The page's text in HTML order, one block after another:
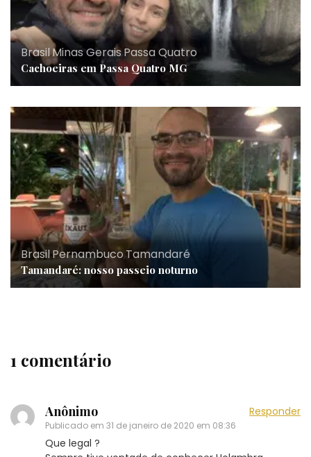
Brasil,Minas Gerais,Passa Quatro
Cachoeiras em Passa Quatro MG
Brasil,Pernambuco,Tamandaré
Tamandaré: nosso passeio noturno
1 comentário
Anônimo
Publicado em 31 de janeiro de 2020 em 08:36
Responder
Que legal ?